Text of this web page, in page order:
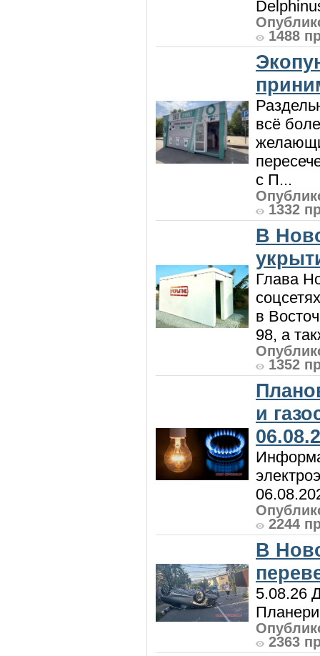
1488
всё
с П...
1332
В
Глава
в
98, а
1352
и
2244
В
5.08.26
2363